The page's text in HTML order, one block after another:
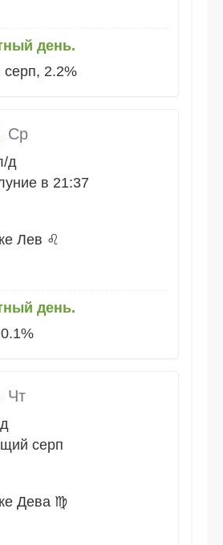
день.
2.2%
Ср
д
в 21:37
Лев ♌
день.
Чт
серп
Дева ♍